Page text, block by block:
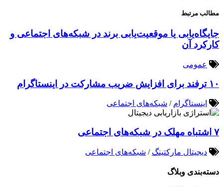
مطالب مرتبط
جایگاه‌یابی یا موقعیت‌یابی برند در شبکه‌های اجتماعی و
کارکرد آن
عمومی
۱۰ ترفند برای افزایش ضریب مشارکت در اینستاگرام
اینستاگرام / شبکه‌های اجتماعی
۷ اشتباه مهلک در شبکه‌های اجتماعی
دیجیتال مارکتینگ / شبکه‌های اجتماعی
دسته‌بندی وبلاگ